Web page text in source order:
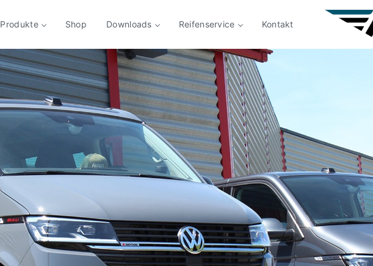
Produkte Shop Downloads Reifenservice Kontakt